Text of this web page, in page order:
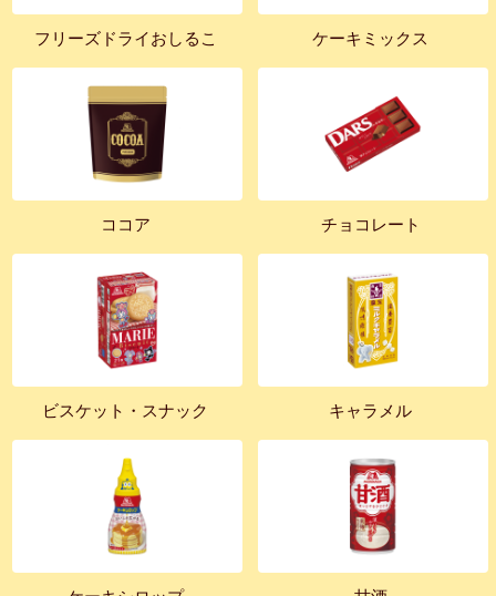
フリーズドライおしるこ ケーキミックス
ココア チョコレート
ビスケット・スナック キャラメル